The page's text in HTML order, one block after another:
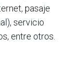
pasaje
servicio
entre otros.